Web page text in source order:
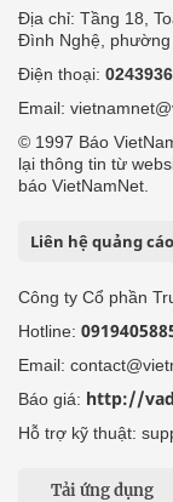
Địa chỉ: Tầng 18,
Đình Nghệ, phường
Điện thoại:
Email:
© 1997 Báo
lại thông tin từ
báo VietNamNet.
Liên hệ quảng cáo
Công ty Cổ phần
Hotline:
Email:
Báo giá: http://
Hỗ trợ kỹ thuật:
Tải ứng dụng